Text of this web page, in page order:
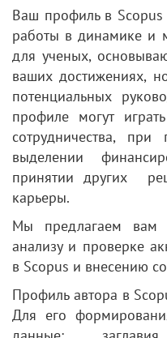
Ваш профиль в
работы в динамике и
для ученых,
ваших достижениях,
потенциальных
профиле могут
сотрудничества,
выделении
принятии других
карьеры.
Мы предлагаем вам
анализу и проверке
в Scopus и внесению
Профиль автора в
Для его